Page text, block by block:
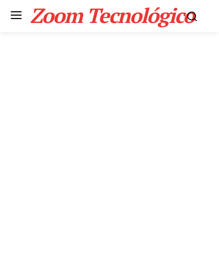
Zoom Tecnológico